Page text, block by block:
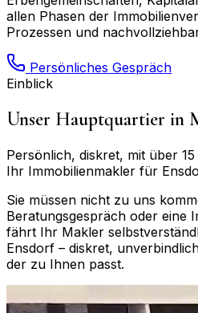
allen Phasen der
Prozessen und
Persönliches Gespräch
Einblick
Unser Hauptquartier in
Persönlich, diskret, mit über
Ihr Immobilienmakler für
Sie müssen nicht zu uns
Beratungsgespräch oder eine
fährt Ihr Makler
Ensdorf – diskret,
der zu Ihnen passt.